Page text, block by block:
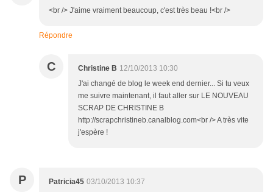
<br /> J'aime vraiment beaucoup, c'est très beau !<br />
Répondre
C Christine B 12/10/2013 10:30
J'ai changé de blog le week end dernier... Si tu veux
me suivre maintenant, il faut aller sur LE NOUVEAU
SCRAP DE CHRISTINE B
http://scrapchristineb.canalblog.com<br /> A très vite
j'espère !
P Patricia45 03/10/2013 10:37